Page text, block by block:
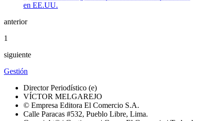
anterior
1
siguiente
Gestión
Director Periodístico (e)
VÍCTOR MELGAREJO
© Empresa Editora El Comercio S.A.
Calle Paracas #532, Pueblo Libre, Lima.